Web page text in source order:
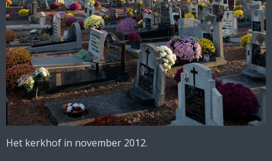
Het kerkhof in november 2012.